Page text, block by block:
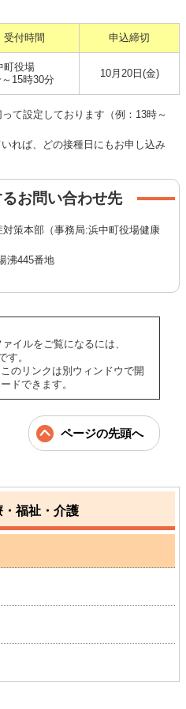
受付時間 申込締切
町役場
15時30分
10月20日(金)
設定しております（例：13時～
ば、どの接種日にもお申し込み
お問い合わせ先
策本部（事務局:浜中町役場健康
沸445番地
ァイルをご覧になるには、
す。
このリンクは別ウィンドウで開
ドできます。
ページの先頭へ
福祉・介護